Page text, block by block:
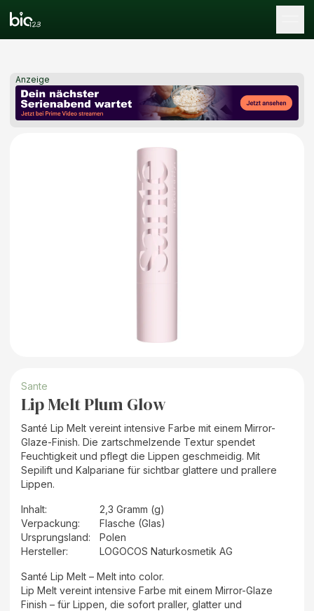
Anzeige
Sante
Lip Melt Plum Glow
Santé Lip Melt vereint intensive Farbe mit einem Mirror-
Glaze-Finish. Die zartschmelzende Textur spendet
Feuchtigkeit und pflegt die Lippen geschmeidig. Mit
Sepilift und Kalpariane für sichtbar glattere und prallere
Lippen.
Inhalt:
2,3 Gramm (g)
Verpackung:
Flasche (Glas)
Ursprungsland:
Polen
Hersteller: LOGOCOS Naturkosmetik AG
Santé Lip Melt – Melt into color.
Lip Melt vereint intensive Farbe mit einem Mirror-Glaze
Finish – für Lippen, die sofort praller, glatter und